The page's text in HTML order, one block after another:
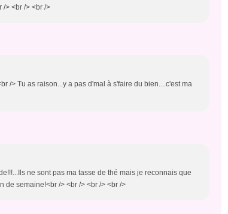
/> <br /> <br />
/> Tu as raison...y a pas d'mal à s'faire du bien....c'est ma
ne sont pas ma tasse de thé mais je reconnais que
de semaine!<br /> <br /> <br /> <br />